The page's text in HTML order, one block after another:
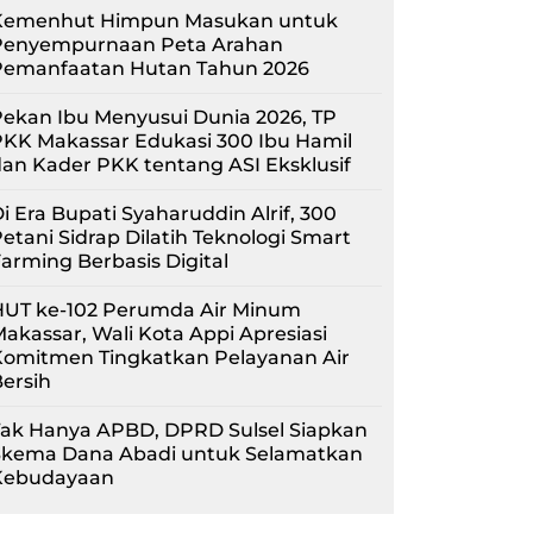
Himpun Masukan untuk
Peta Arahan
Hutan Tahun 2026
Ibu Menyusui Dunia 2026, TP
Makassar Edukasi 300 Ibu Hamil
Kader PKK tentang ASI Eksklusif
Era Bupati Syaharuddin Alrif, 300
Sidrap Dilatih Teknologi Smart
Berbasis Digital
ke-102 Perumda Air Minum
Wali Kota Appi Apresiasi
Tingkatkan Pelayanan Air
Hanya APBD, DPRD Sulsel Siapkan
Dana Abadi untuk Selamatkan